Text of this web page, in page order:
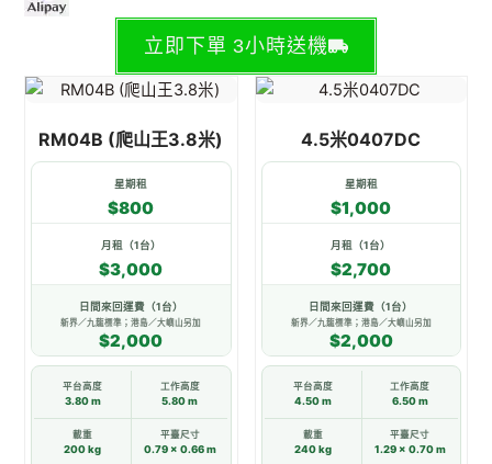
立即下單 3小時送機
RM04B (爬山王3.8米)
星期租
$800
月租（1台）
$3,000
日間來回運費（1台）
新界／九龍標準；港島／大嶼山另加
$2,000
平台高度
3.80 m
工作高度
5.80 m
載重
200 kg
平臺尺寸
0.79 × 0.66 m
此
品
有
多
種
款
式。
可
在
產
選
4.5米0407DC
星期租
$1,000
月租（1台）
$2,700
日間來回運費（1台）
新界／九龍標準；港島／大嶼山另加
$2,000
平台高度
4.50 m
工作高度
6.50 m
載重
240 kg
平臺尺寸
1.29 × 0.70 m
此
品
有
多
種
款
式。
可
在
產